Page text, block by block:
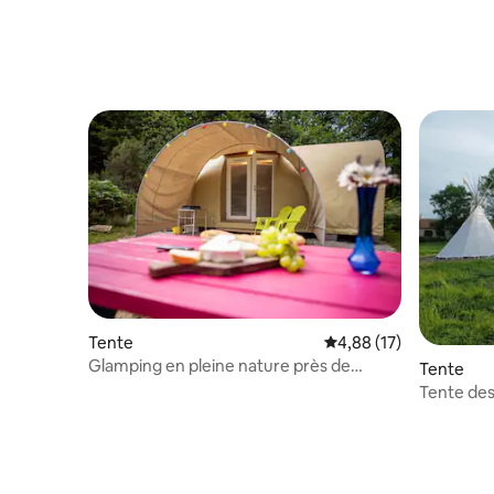
Tente Évaluation moyenne
4,88 (17)
Glamping en pleine nature près de
Tente
Tente